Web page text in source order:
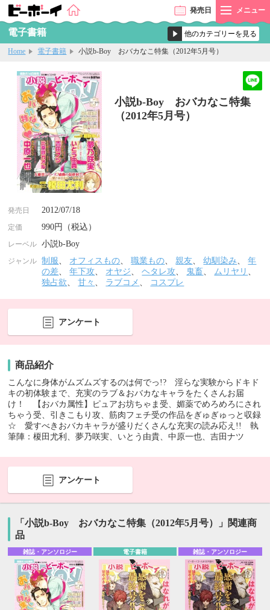
発売日 メニュー
電子書籍
Home 電子書籍 小説b-Boy おバカなこ特集（2012年5月号）
小説b-Boy おバカなこ特集
（2012年5月号）
発売日 2012/07/18
定価 990円（税込）
レーベル 小説b-Boy
ジャンル 制服、 オフィスもの、職業もの、親友、幼馴染み、年
の差、年下攻、 オヤジ、ヘタレ攻、 鬼畜、 ムリヤリ 、
独占欲、甘々 、 ラブコメ 、 コスプレ
アンケート
商品紹介
こんなに身体がムズムズするのは何でっ!? 淫らな実験からドキド
キの初体験まで、充実のラブ＆おバカなキャラをたくさんお届
け！ 【おバカ属性】ピュアお坊ちゃま受、媚薬でめろめろにされ
ちゃう受、引きこもり攻、筋肉フェチ受の作品をぎゅぎゅっと収録
☆ 愛すべきおバカキャラが盛りだくさんな充実の読み応え!! 執
筆陣：榎田尤利、夢乃咲実、いとう由貴、中原一也、吉田ナツ
アンケート
「小説b-Boy おバカなこ特集（2012年5月号）」関連商
品
雑誌・アンソロジー 電子書籍 雑誌・アンソロジー